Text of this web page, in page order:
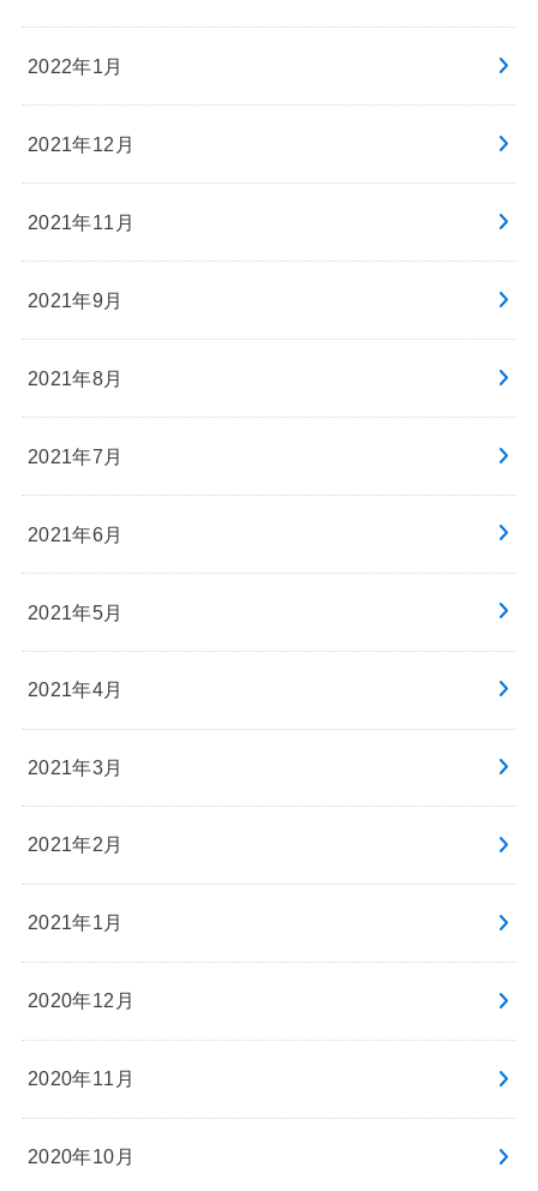
2022年1月
2021年12月
2021年11月
2021年9月
2021年8月
2021年7月
2021年6月
2021年5月
2021年4月
2021年3月
2021年2月
2021年1月
2020年12月
2020年11月
2020年10月